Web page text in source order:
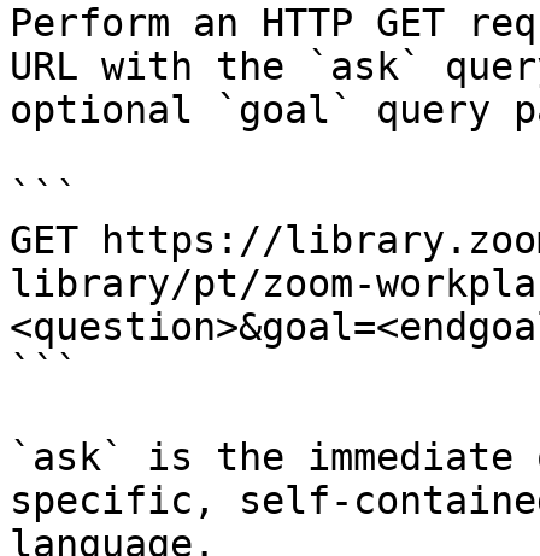
Perform an HTTP GET
URL with the `ask`
optional `goal` query
```
GET https://
library/pt/zoom-
```
`ask` is the
specific, self-
language.